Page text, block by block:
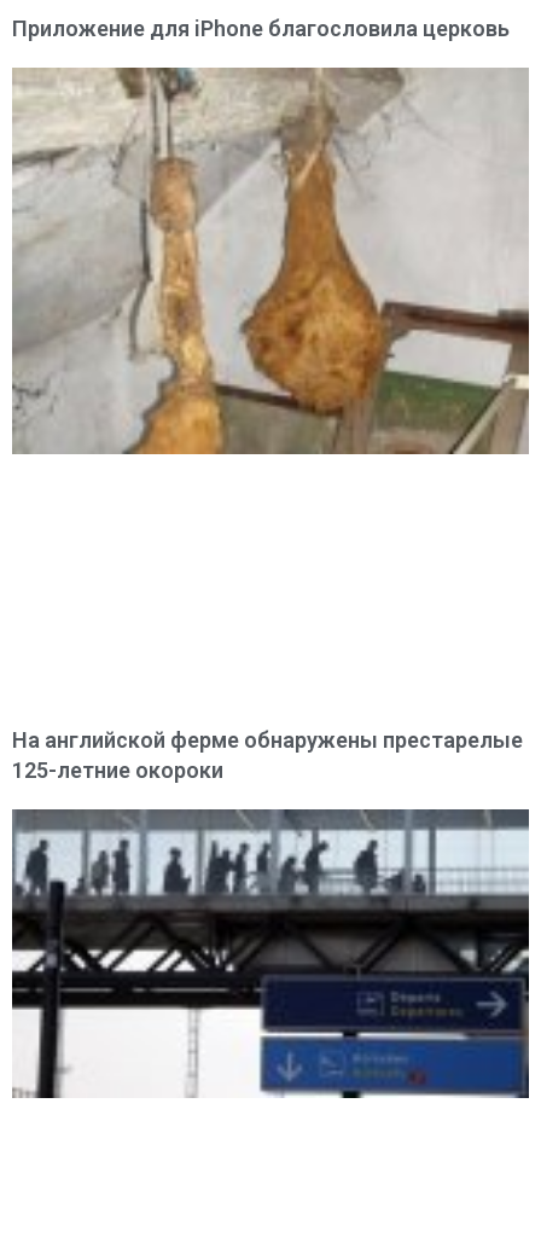
Приложение для iPhone благословила церковь
На английской ферме обнаружены престарелые
125-летние окороки